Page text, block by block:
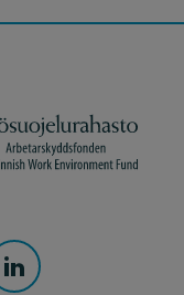
kohteessa:
Seuraa